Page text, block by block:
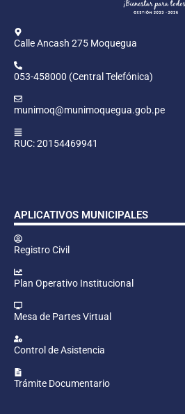
Calle Ancash 275 Moquegua
053-458000 (Central Telefónica)
munimoq@munimoquegua.gob.pe
RUC: 20154469941
APLICATIVOS MUNICIPALES
Registro Civil
Plan Operativo Institucional
Mesa de Partes Virtual
Control de Asistencia
Trámite Documentario